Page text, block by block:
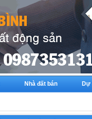
Nhà đất bán Dự